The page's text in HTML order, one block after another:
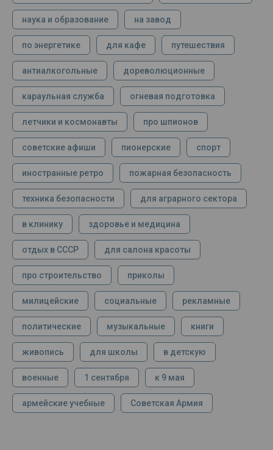
наука и образование на завод
по энергетике для кафе путешествия
антиалкогольные дореволюционные
караульная служба огневая подготовка
летчики и космонавты про шпионов
советские афиши пионерские спорт
иностранные ретро пожарная безопасность
техника безопасности для аграрного сектора
в клинику здоровье и медицина
отдых в СССР для салона красоты
про строительство приколы
милицейские социальные рекламные
политические музыкальные книги
живопись для школы в детскую
военные 1 сентября к 9 мая
армейские учебные Советская Армия